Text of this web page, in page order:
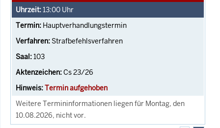
13:00 Uhr
Hauptverhandlungstermin
Strafbefehlsverfahren
103
Cs 23/26
Termin aufgehoben
Weitere Termininformationen liegen für Montag, den
10.08.2026, nicht vor.